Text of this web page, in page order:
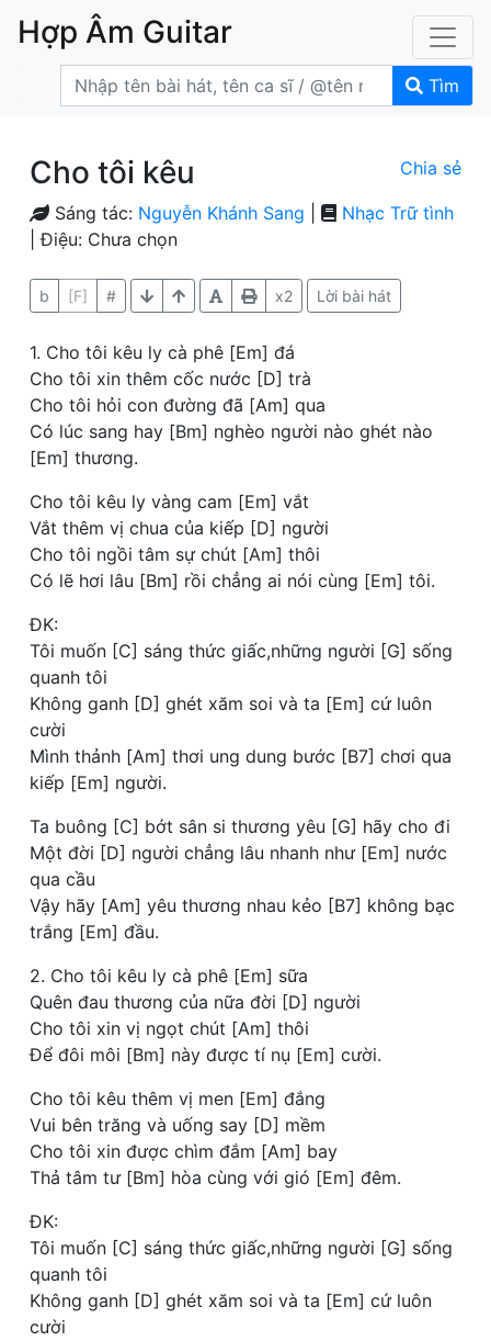
Hợp Âm Guitar
Tìm
Cho tôi kêu Chia sẻ
Sáng tác: Nguyễn Khánh Sang
Nhạc Trữ tình
| Điệu: Chưa chọn
b [F] # x2 Lời bài hát
1. Cho tôi kêu ly cà phê [Em] đá
Cho tôi xin thêm cốc nước [D] trà
Cho tôi hỏi con đường đã [Am] qua
Có lúc sang hay [Bm] nghèo người nào ghét nào
[Em] thương.
Cho tôi kêu ly vàng cam [Em] vắt
Vắt thêm vị chua của kiếp [D] người
Cho tôi ngồi tâm sự chút [Am] thôi
Có lẽ hơi lâu [Bm] rồi chẳng ai nói cùng [Em] tôi.
ĐK:
Tôi muốn [C] sáng thức giấc,những người [G] sống
quanh tôi
Không ganh [D] ghét xăm soi và ta [Em] cứ luôn
cười
Mình thảnh [Am] thơi ung dung bước [B7] chơi qua
kiếp [Em] người.
Ta buông [C] bớt sân si thương yêu [G] hãy cho đi
Một đời [D] người chẳng lâu nhanh như [Em] nước
qua cầu
Vậy hãy [Am] yêu thương nhau kẻo [B7] không bạc
trắng [Em] đầu.
2. Cho tôi kêu ly cà phê [Em] sữa
Quên đau thương của nữa đời [D] người
Cho tôi xin vị ngọt chút [Am] thôi
Để đôi môi [Bm] này được tí nụ [Em] cười.
Cho tôi kêu thêm vị men [Em] đắng
Vui bên trăng và uống say [D] mềm
Cho tôi xin được chìm đắm [Am] bay
Thả tâm tư [Bm] hòa cùng với gió [Em] đêm.
ĐK:
Tôi muốn [C] sáng thức giấc,những người [G] sống
quanh tôi
Không ganh [D] ghét xăm soi và ta [Em] cứ luôn
cười